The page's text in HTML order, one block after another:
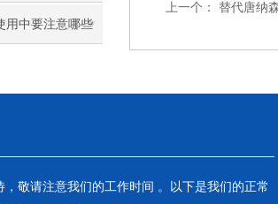
用中要注意哪些
上一个： 替代唐纳
，敬请注意我们的工作时间 。以下是我们的正常